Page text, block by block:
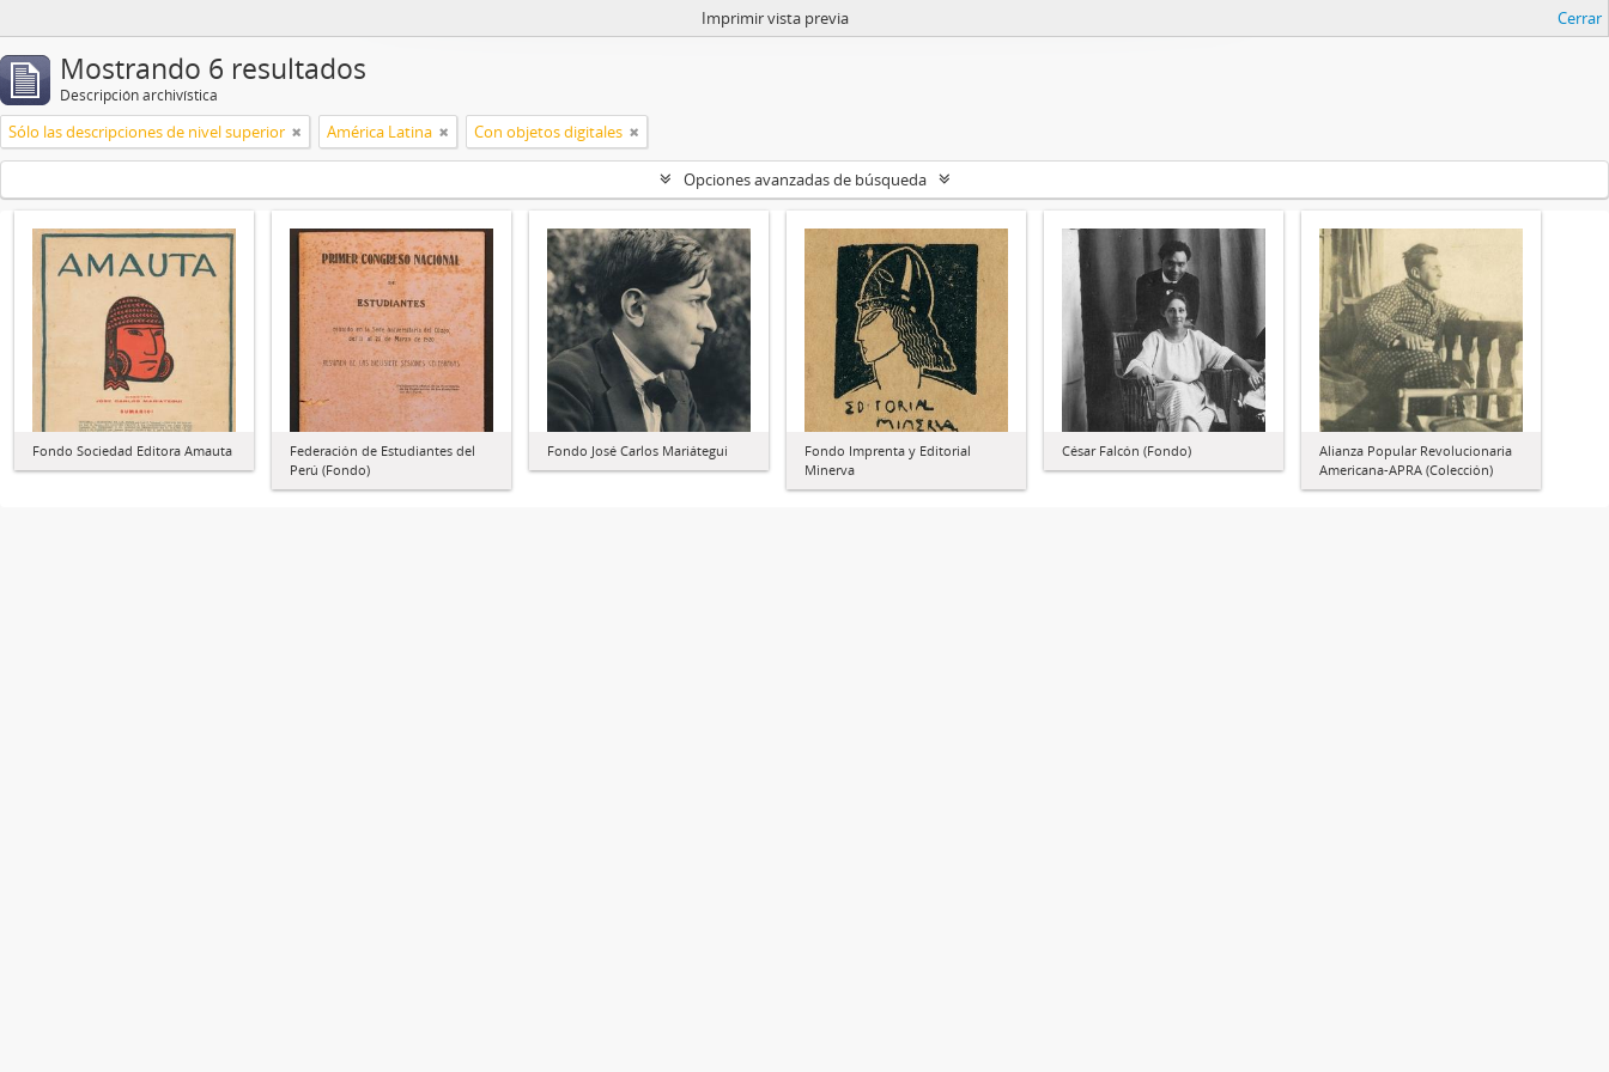
Imprimir vista previa Cerrar
Mostrando 6 resultados
Descripción archivística
Sólo las descripciones de nivel superior América Latina Con objetos digitales
Opciones avanzadas de búsqueda
Fondo Sociedad Editora Amauta
Federación de Estudiantes del
Perú (Fondo)
Fondo José Carlos Mariátegui
Fondo Imprenta y Editorial
Minerva
César Falcón (Fondo)
Alianza Popular Revolucionaria
Americana-APRA (Colección)